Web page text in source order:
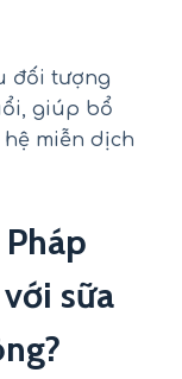
đối tượng
giúp bổ
miễn dịch
sữa